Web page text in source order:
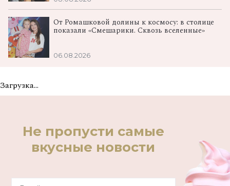
От Ромашковой долины к космосу: в столице
показали «Смешарики. Сквозь вселенные»
06.08.2026
Загрузка...
Не пропусти самые
вкусные новости